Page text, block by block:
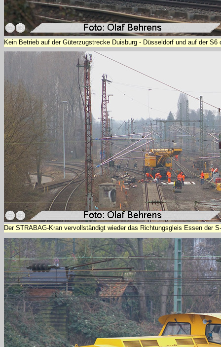
Kein Betrieb auf der Güterzugstrecke Duisburg - Düsseldorf und auf der
Der STRABAG-Kran vervollständigt wieder das Richtungsgleis Essen der